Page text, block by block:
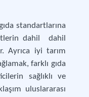
standartlarına
dahil dahil
Ayrıca iyi tarım
farklı gıda
sağlıklı ve
uluslararası